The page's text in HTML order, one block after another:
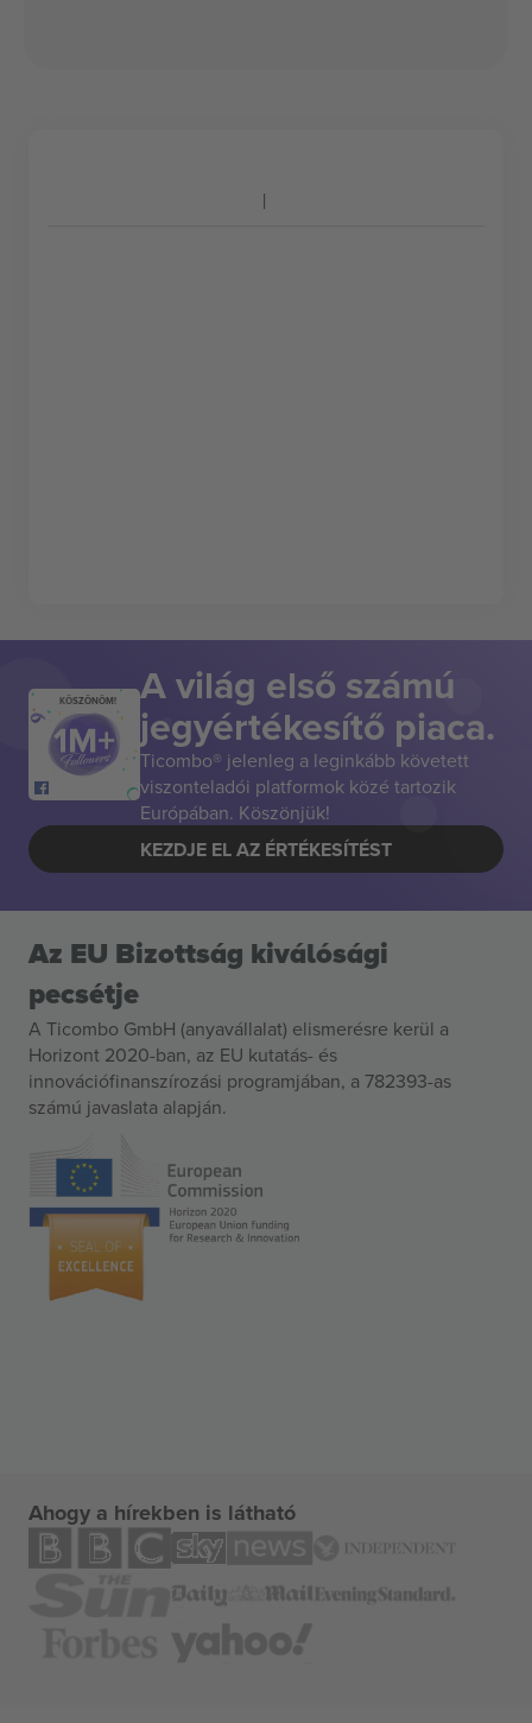
KÖSZÖNÖM! A világ első számú
jegyértékesítő piaca.
Ticombo® jelenleg a leginkább követett
viszonteladói platformok közé tartozik
Európában. Köszönjük!
KEZDJE EL AZ ÉRTÉKESÍTÉST
Az EU Bizottság kiválósági
pecsétje
A Ticombo GmbH (anyavállalat) elismerésre kerül a
Horizont 2020-ban, az EU kutatás- és
innovációfinanszírozási programjában, a 782393-as
számú javaslata alapján.
Ahogy a hírekben is látható